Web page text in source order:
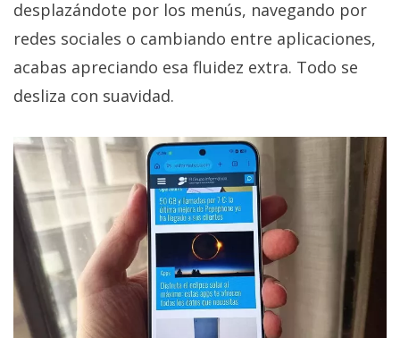
desplazándote por los menús, navegando por
redes sociales o cambiando entre aplicaciones,
acabas apreciando esa fluidez extra. Todo se
desliza con suavidad.